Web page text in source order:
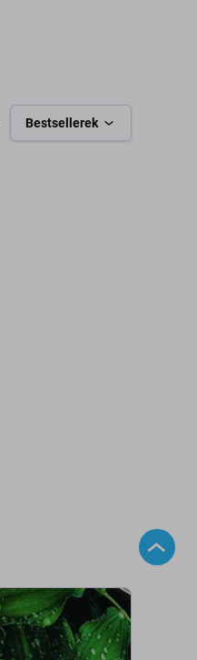
Bestsellerek